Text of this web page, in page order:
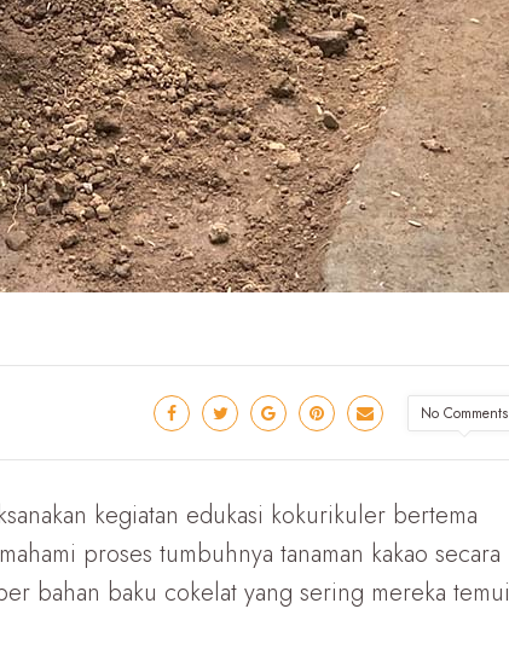
No Comments
kegiatan edukasi kokurikuler bertema
proses tumbuhnya tanaman kakao secara
bahan baku cokelat yang sering mereka temui